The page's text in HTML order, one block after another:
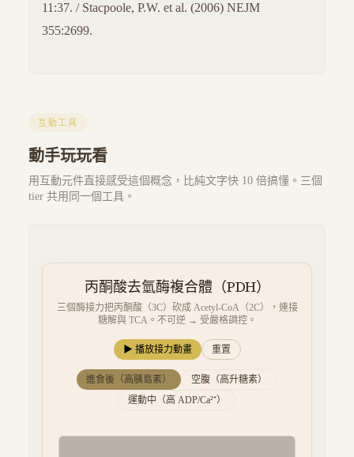
11:37. / Stacpoole, P.W. et al. (2006) NEJM
355:2699.
互動工具
動手玩玩看
用互動元件直接感受這個概念，比純文字快 10 倍搞懂。三個
tier 共用同一個工具。
丙酮酸去氫酶複合體（PDH）
三個酶接力把丙酮酸（3C）砍成 Acetyl-CoA（2C），連接
糖解與 TCA。不可逆 → 受嚴格調控。
▶ 播放接力動畫 重置
進食後（高胰島素）
空腹（高升糖素）
運動中（高 ADP/Ca²⁺）